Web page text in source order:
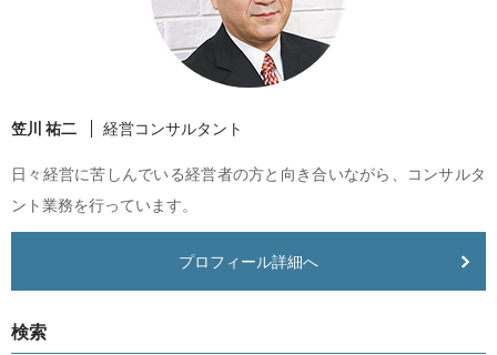
笠川 祐二 経営コンサルタント
日々経営に苦しんでいる経営者の方と向き合いながら、コンサルタ
ント業務を行っています。
プロフィール詳細へ
検索